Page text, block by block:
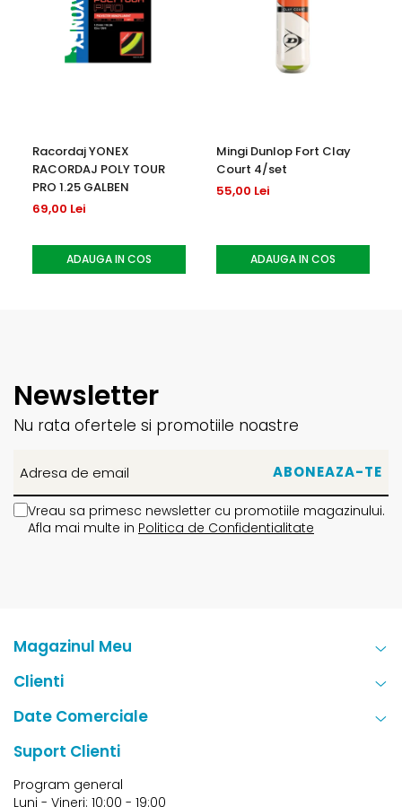
Racordaj YONEX
RACORDAJ POLY TOUR
PRO 1.25 GALBEN
69,00 Lei
ADAUGA IN COS
Mingi Dunlop Fort Clay
Court 4/set
55,00 Lei
ADAUGA IN COS
Newsletter
Nu rata ofertele si promotiile noastre
Vreau sa primesc newsletter cu promotiile magazinului.
Afla mai multe in Politica de Confidentialitate
Magazinul Meu
Clienti
Date Comerciale
Suport Clienti
Program general
Luni - Vineri: 10:00 - 19:00